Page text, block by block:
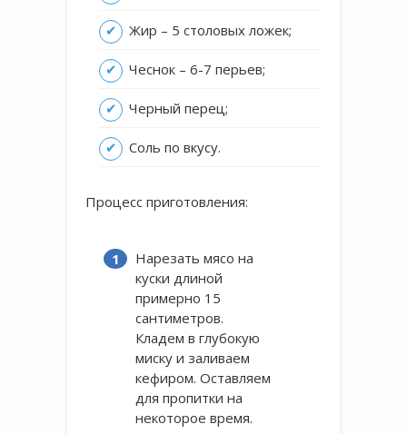
Жир – 5 столовых ложек;
Чеснок – 6-7 перьев;
Черный перец;
Соль по вкусу.
Процесс приготовления:
Нарезать мясо на
куски длиной
примерно 15
сантиметров.
Кладем в глубокую
миску и заливаем
кефиром. Оставляем
для пропитки на
некоторое время.